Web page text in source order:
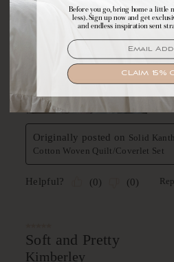
Make yourself comfortable
exclusive offers, design tips,
EMAIL
SIGN UP
Before you go, bring home a little
less). Sign up now and get
and endless inspiration sent
EMAIL
CLAIM 15%